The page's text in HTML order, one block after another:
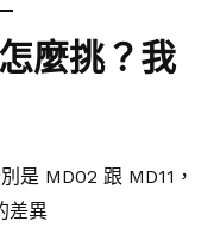
怎麼挑？我
是 MD02 跟 MD11，
差異